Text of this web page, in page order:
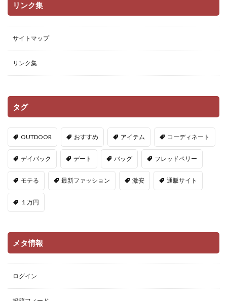
リンク集
サイトマップ
リンク集
タグ
OUTDOOR おすすめ アイテム コーディネート
デイパック デート バッグ フレッドペリー
モテる 最新ファッション 激安 通販サイト
１万円
メタ情報
ログイン